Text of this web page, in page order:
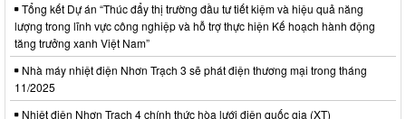
Tổng kết Dự án “Thúc đẩy thị trường đầu tư tiết kiệm và hiệu quả năng
lượng trong lĩnh vực công nghiệp và hỗ trợ thực hiện Kế hoạch hành động
tăng trưởng xanh Việt Nam”
Nhà máy nhiệt điện Nhơn Trạch 3 sẽ phát điện thương mại trong tháng
11/2025
Nhiệt điện Nhơn Trạch 4 chính thức hòa lưới điện quốc gia (XT)